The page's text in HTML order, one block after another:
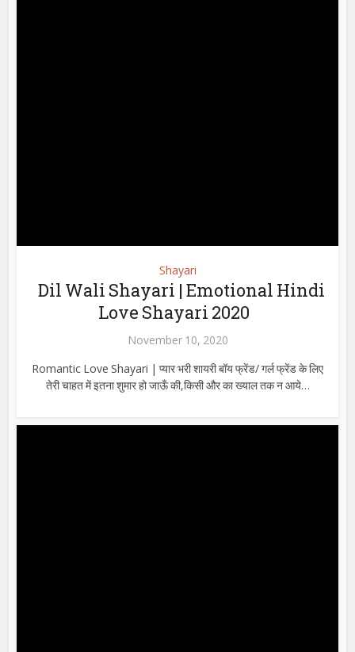
Shayari
Dil Wali Shayari | Emotional Hindi
Love Shayari 2020
November 10, 2020
Romantic Love Shayari | प्यार भरी शायरी बॉय फ्रेंड/ गर्ल फ्रेंड के लिए
तेरी चाहत में इतना शुमार हो जाऊँ की,किसी और का ख्याल तक न आये…